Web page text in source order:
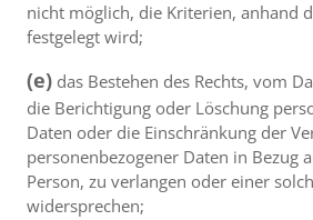
nicht möglich, die Kriterien, anhand
festgelegt wird;
(e) das Bestehen des Rechts, vom
die Berichtigung oder Löschung
Daten oder die Einschränkung der
personenbezogener Daten in Bezug
Person, zu verlangen oder einer
widersprechen;